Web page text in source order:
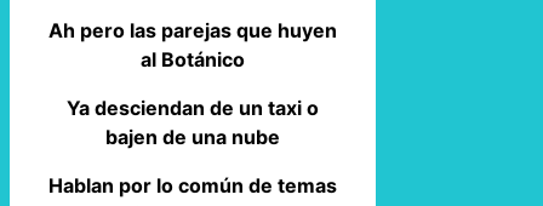
Ah pero las parejas que huyen
al Botánico
Ya desciendan de un taxi o
bajen de una nube
Hablan por lo común de temas